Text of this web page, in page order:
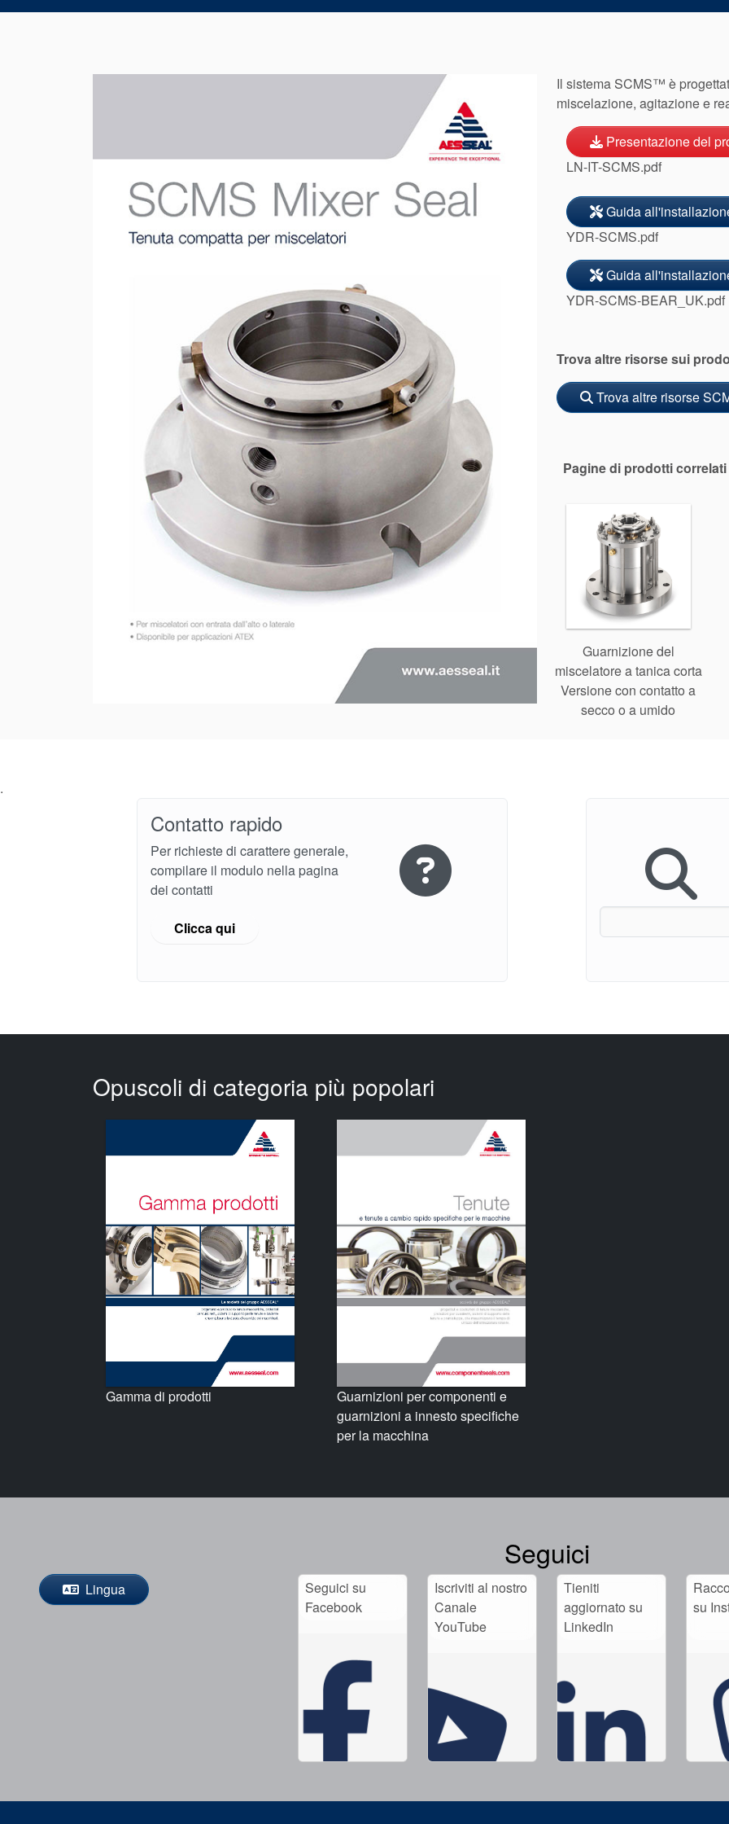
Il sistema SCMS™ è
miscelazione, agitazione e
Presentazione del
LN-IT-SCMS.pdf
Guida
YDR-SCMS.pdf
Guida
YDR-SCMS-BEAR_UK.pdf
Trova altre risorse sui
Trova altre risorse
Pagine di prodotti correlati
Guarnizione del
miscelatore a tanica corta
Versione con contatto a
secco o a umido
.
Contatto rapido
Per richieste di carattere generale,
compilare il modulo nella pagina
dei contatti
Clicca qui
Opuscoli di categoria più popolari
Gamma di prodotti
Guarnizioni per componenti e
guarnizioni a innesto specifiche
per la macchina
Seguici
Lingua
Seguici su
Facebook
Iscriviti al nostro
Canale
YouTube
Tieniti
aggiornato su
LinkedIn
su